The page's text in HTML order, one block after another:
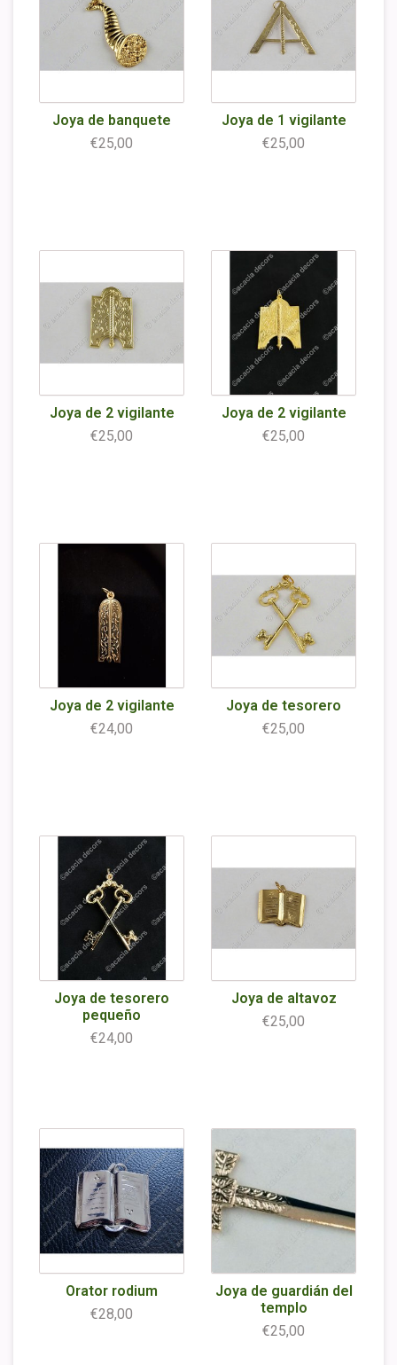
Joya de banquete
€25,00
Joya de 1 vigilante
€25,00
Joya de 2 vigilante
€25,00
Joya de 2 vigilante
€25,00
Joya de 2 vigilante
€24,00
Joya de tesorero
€25,00
Joya de tesorero
pequeño
€24,00
Joya de altavoz
€25,00
Orator rodium
€28,00
Joya de guardián del
templo
€25,00